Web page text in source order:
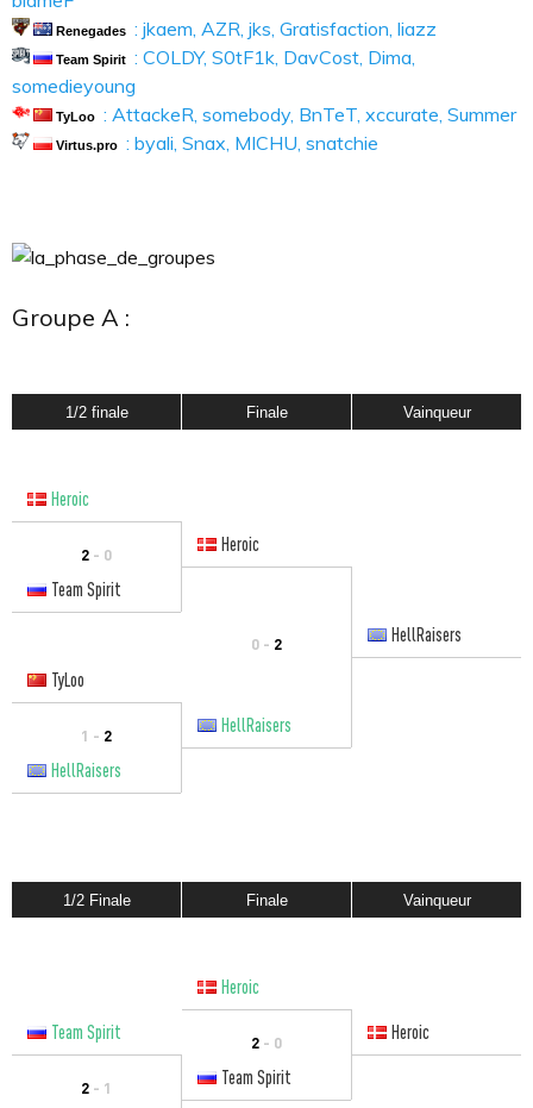
Renegades : jkaem, AZR, jks, Gratisfaction, liazz
Team Spirit : COLDY, S0tF1k, DavCost, Dima,
somedieyoung
TyLoo : AttackeR, somebody, BnTeT, xccurate, Summer
Virtus.pro : byali, Snax, MICHU, snatchie
Groupe A :
1/2 finale Finale Vainqueur
Heroic
2 - 0
Heroic
Team Spirit
0 - 2
HellRaisers
TyLoo
1 - 2
HellRaisers
HellRaisers
1/2 Finale Finale Vainqueur
Heroic
Team Spirit
2 - 0 Heroic
2 - 1
Team Spirit